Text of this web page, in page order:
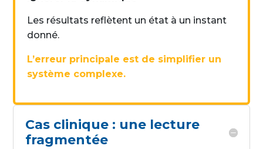
Les résultats reflètent un état à un instant
donné.
L’erreur principale est de simplifier un
système complexe.
Cas clinique : une lecture
fragmentée